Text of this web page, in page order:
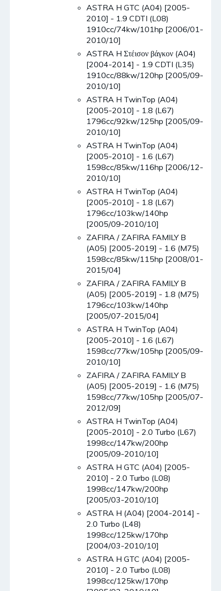
ASTRA H GTC (A04) [2005-
2010] - 1.9 CDTI (L08)
1910cc/74kw/101hp [2006/01-
2010/10]
ASTRA H Στέισον βάγκον (A04)
[2004-2014] - 1.9 CDTI (L35)
1910cc/88kw/120hp [2005/09-
2010/10]
ASTRA H TwinTop (A04)
[2005-2010] - 1.8 (L67)
1796cc/92kw/125hp [2005/09-
2010/10]
ASTRA H TwinTop (A04)
[2005-2010] - 1.6 (L67)
1598cc/85kw/116hp [2006/12-
2010/10]
ASTRA H TwinTop (A04)
[2005-2010] - 1.8 (L67)
1796cc/103kw/140hp
[2005/09-2010/10]
ZAFIRA / ZAFIRA FAMILY B
(A05) [2005-2019] - 1.6 (M75)
1598cc/85kw/115hp [2008/01-
2015/04]
ZAFIRA / ZAFIRA FAMILY B
(A05) [2005-2019] - 1.8 (M75)
1796cc/103kw/140hp
[2005/07-2015/04]
ASTRA H TwinTop (A04)
[2005-2010] - 1.6 (L67)
1598cc/77kw/105hp [2005/09-
2010/10]
ZAFIRA / ZAFIRA FAMILY B
(A05) [2005-2019] - 1.6 (M75)
1598cc/77kw/105hp [2005/07-
2012/09]
ASTRA H TwinTop (A04)
[2005-2010] - 2.0 Turbo (L67)
1998cc/147kw/200hp
[2005/09-2010/10]
ASTRA H GTC (A04) [2005-
2010] - 2.0 Turbo (L08)
1998cc/147kw/200hp
[2005/03-2010/10]
ASTRA H (A04) [2004-2014] -
2.0 Turbo (L48)
1998cc/125kw/170hp
[2004/03-2010/10]
ASTRA H GTC (A04) [2005-
2010] - 2.0 Turbo (L08)
1998cc/125kw/170hp